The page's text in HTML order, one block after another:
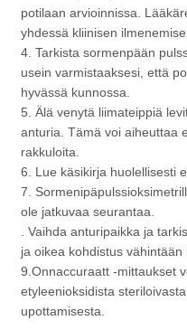
potilaan arvioinnissa.
yhdessä kliinisen
4. Tarkista sormenpään
usein varmistaaksesi, että
hyvässä kunnossa.
5. Älä venytä liimateippiä
anturia. Tämä voi aiheuttaa
rakkuloita.
6. Lue käsikirja huolellisesti
7.
ole jatkuvaa seurantaa.
. Vaihda anturipaikka ja
ja oikea kohdistus vähintään
9.Onnaccuraatt -mittaukset
etyleenioksidista
upottamisesta.